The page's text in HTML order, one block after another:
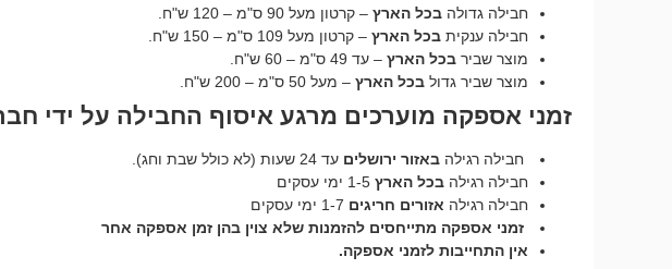
חבילה גדולה בכל הארץ – קרטון מעל 90 ס"מ – 120 ש"ח.
חבילה ענקית בכל הארץ – קרטון מעל 109 ס"מ – 150 ש"ח.
מוצר שביר בכל הארץ – עד 49 ס"מ – 60 ש"ח.
מוצר שביר גדול בכל הארץ – מעל 50 ס"מ – 200 ש"ח.
זמני אספקה מוערכים מרגע איסוף החבילה על ידי
חבילה רגילה באזור ירושלים עד 24 שעות (לא כולל שבת וחג).
חבילה רגילה בכל הארץ
חבילה רגילה אזורים חריגים
זמני אספקה מתייחסים להזמנות שלא צוין בהן זמן אספקה אחר
אין התחייבות לזמני אספקה.